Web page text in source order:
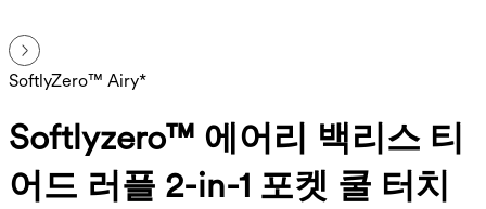
SoftlyZero™ Airy*
Softlyzero™ 에어리 백리스 티
어드 러플 2-in-1 포켓 쿨 터치